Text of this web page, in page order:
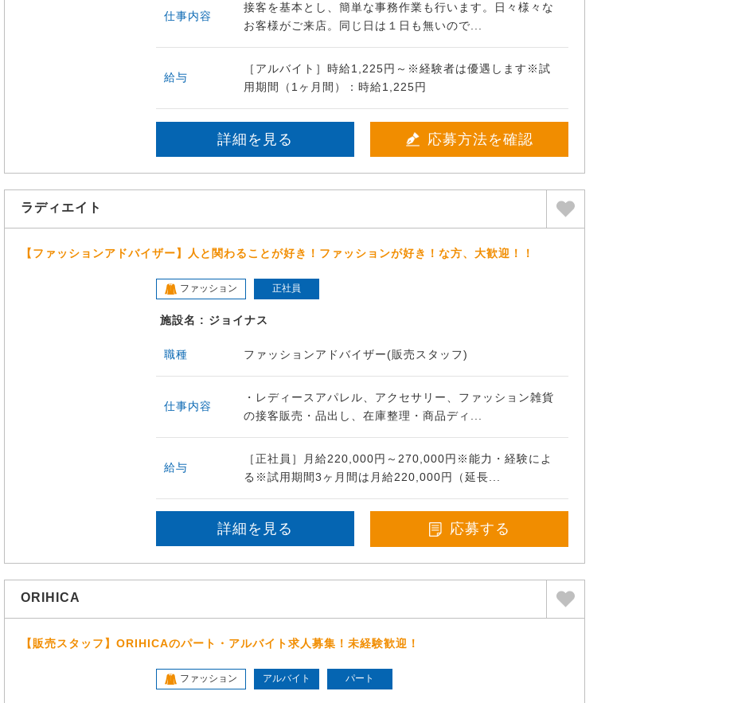
仕事内容
接客を基本とし、簡単な事務作業も行います。日々様々な
お客様がご来店。同じ日は１日も無いので...
給与
［アルバイト］時給1,225円～※経験者は優遇します※試
用期間（1ヶ月間）：時給1,225円
詳細を見る 応募方法を確認
ラディエイト
【ファッションアドバイザー】人と関わることが好き！ファッションが好き！な方、大歓迎！！
ファッション 正社員
施設名 : ジョイナス
職種 ファッションアドバイザー(販売スタッフ)
仕事内容
・レディースアパレル、アクセサリー、ファッション雑貨
の接客販売・品出し、在庫整理・商品ディ...
給与
［正社員］月給220,000円～270,000円※能力・経験によ
る※試用期間3ヶ月間は月給220,000円（延長...
詳細を見る 応募する
ORIHICA
【販売スタッフ】ORIHICAのパート・アルバイト求人募集！未経験歓迎！
ファッション アルバイト パート